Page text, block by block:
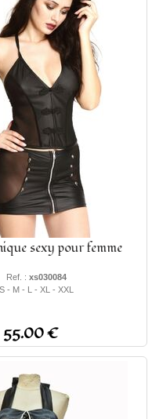
sexy pour femme
Ref. : xs030084
- M - L - XL - XXL
55.00 €